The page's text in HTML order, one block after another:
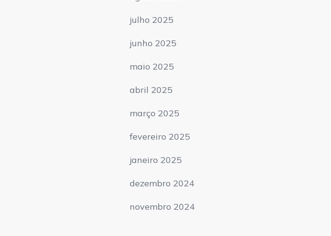
julho 2025
junho 2025
maio 2025
abril 2025
março 2025
fevereiro 2025
janeiro 2025
dezembro 2024
novembro 2024